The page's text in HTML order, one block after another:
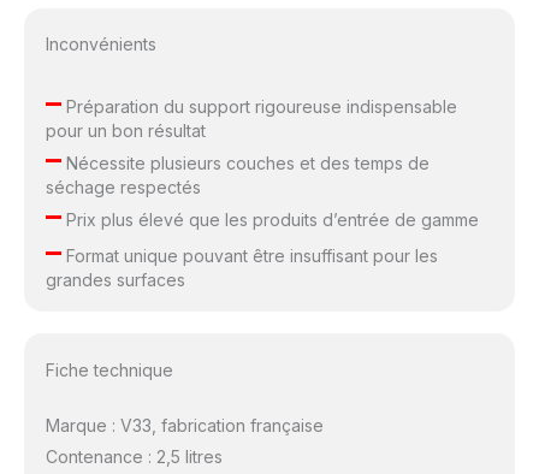
Inconvénients
–Préparation du support rigoureuse indispensable
pour un bon résultat
–Nécessite plusieurs couches et des temps de
séchage respectés
–Prix plus élevé que les produits d’entrée de gamme
–Format unique pouvant être insuffisant pour les
grandes surfaces
Fiche technique
Marque : V33, fabrication française
Contenance : 2,5 litres